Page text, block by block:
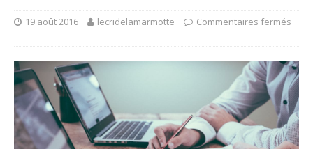
19 août 2016 lecridelamarmotte Commentaires fermés